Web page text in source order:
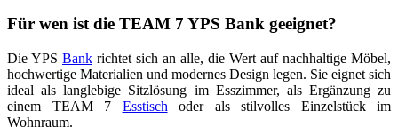
Für wen ist die TEAM 7 YPS Bank geeignet?
Die YPS Bank richtet sich an alle, die Wert auf nachhaltige Möbel,
hochwertige Materialien und modernes Design legen. Sie eignet sich
ideal als langlebige Sitzlösung im Esszimmer, als Ergänzung zu
einem TEAM 7 Esstisch oder als stilvolles Einzelstück im
Wohnraum.